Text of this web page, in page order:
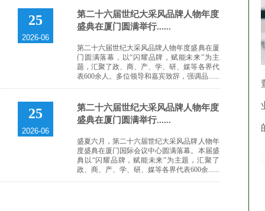
25
2026-06
第二十六届世纪大采风品牌人物年度
盛典在厦门圆满举行......
第二十六届世纪大采风品牌人物年度盛典在厦
门圆满落幕，以“闪耀品牌，赋能未来”为主
题，汇聚了政、商、产、学、研、媒等各界代
表600余人。多位领导和嘉宾致辞，强调品......
25
2026-06
第二十六届世纪大采风品牌人物年度
盛典在厦门圆满举行......
盛夏六月，第二十六届世纪大采风品牌人物年
度盛典在厦门国际会议中心圆满落幕。本届盛
典以“闪耀品牌，赋能未来”为主题，汇聚了
政、商、产、学、研、媒等各界代表600余......